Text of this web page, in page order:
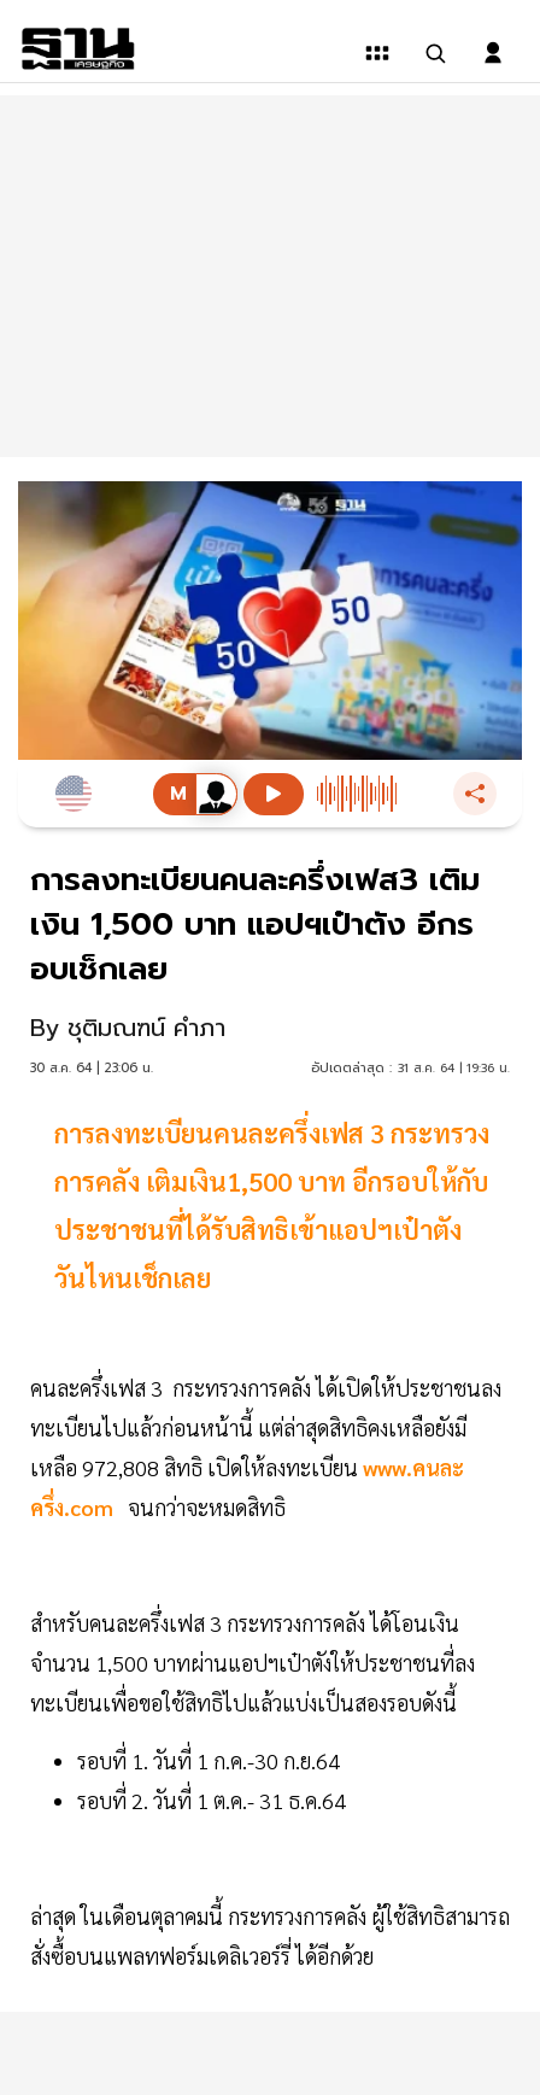
การลงทะเบียนคนละครึ่งเฟส3 เติม
เงิน 1,500 บาท แอปฯเป๋าตัง อีกร
อบเช็กเลย
By ชุติมณฑน์ คำภา
30 ส.ค. 64 | 23:06 น. อัปเดตล่าสุด : 31 ส.ค. 64 | 19:36 น.
การลงทะเบียนคนละครึ่งเฟส 3 กระทรวง
การคลัง เติมเงิน1,500 บาท อีกรอบให้กับ
ประชาชนที่ได้รับสิทธิเข้าแอปฯเป๋าตัง
วันไหนเช็กเลย
คนละครึ่งเฟส 3 กระทรวงการคลัง ได้เปิดให้ประชาชนลง
ทะเบียนไปแล้วก่อนหน้านี้ แต่ล่าสุดสิทธิคงเหลือยังมี
เหลือ 972,808 สิทธิ เปิดให้ลงทะเบียน www.คนละ
ครึ่ง.com
จนกว่าจะหมดสิทธิ
สำหรับคนละครึ่งเฟส 3 กระทรวงการคลัง ได้โอนเงิน
จำนวน 1,500 บาทผ่านแอปฯเป๋าตังให้ประชาชนที่ลง
ทะเบียนเพื่อขอใช้สิทธิไปแล้วแบ่งเป็นสองรอบดังนี้
รอบที่ 1. วันที่ 1 ก.ค.-30 ก.ย.64
รอบที่ 2. วันที่ 1 ต.ค.- 31 ธ.ค.64
ล่าสุด ในเดือนตุลาคมนี้ กระทรวงการคลัง ผู้ใช้สิทธิสามารถ
สั่งซื้อบนแพลทฟอร์มเดลิเวอร์รี่ ได้อีกด้วย